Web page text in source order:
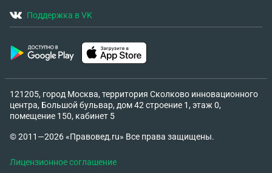
Поддержка в VK
121205, город Москва, территория Сколково инновационного
центра, Большой бульвар, дом 42 строение 1, этаж 0,
помещение 150, кабинет 5
© 2011—2026 «Правовед.ru» Все права защищены.
Лицензионное соглашение